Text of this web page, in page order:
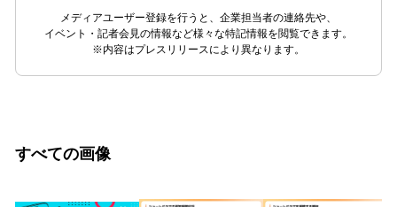
メディアユーザー登録を行うと、企業担当者の連絡先や、
イベント・記者会見の情報など様々な特記情報を閲覧できます。
※内容はプレスリリースにより異なります。
すべての画像